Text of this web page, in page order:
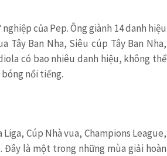
của Pep. Ông giành 14 danh hiệu
Tây Ban Nha, Siêu cúp Tây Ban Nha,
có bao nhiêu danh hiệu, không thể
nổi tiếng.
Cúp Nhà vua, Champions League,
Đây là một trong những mùa giải hoàn